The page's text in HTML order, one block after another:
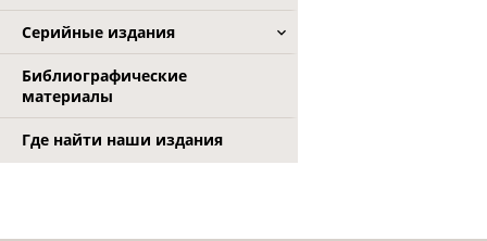
Серийные издания
Библиографические
материалы
Где найти наши издания